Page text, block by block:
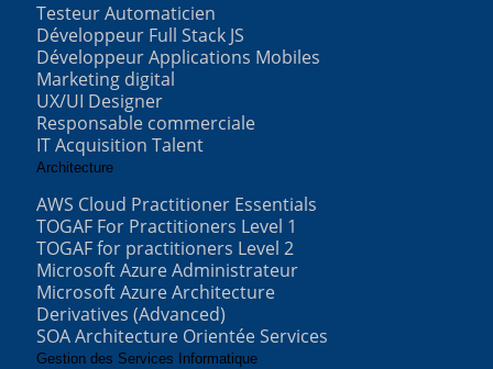
Testeur Automaticien
Développeur Full Stack JS
Développeur Applications Mobiles
Marketing digital
UX/UI Designer
Responsable commerciale
IT Acquisition Talent
Architecture
AWS Cloud Practitioner Essentials
TOGAF For Practitioners Level 1
TOGAF for practitioners Level 2
Microsoft Azure Administrateur
Microsoft Azure Architecture
Derivatives (Advanced)
SOA Architecture Orientée Services
Gestion des Services Informatique